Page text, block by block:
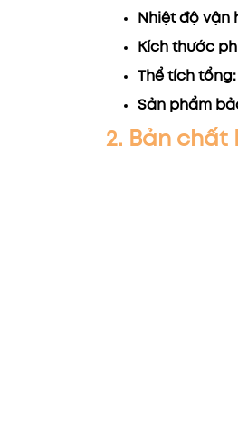
Nhiệt độ vận
Kích thước
Thể tích tổng:
Sản phẩm
2. Bản